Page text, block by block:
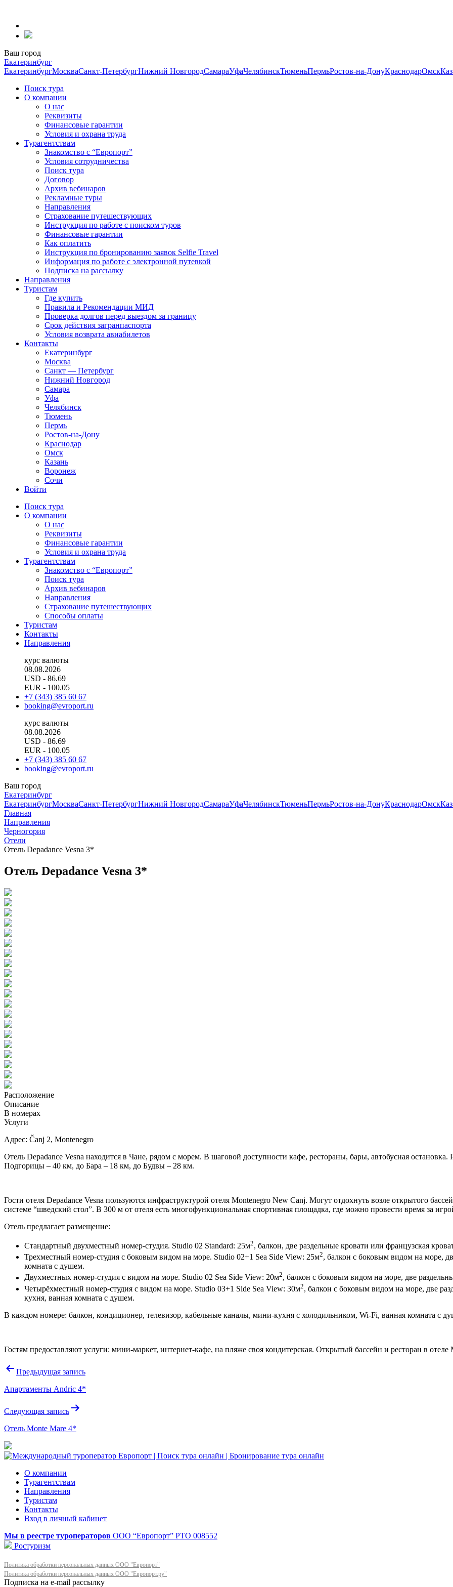
содержанию
Ваш город
Екатеринбург
ЕкатеринбургМоскваСанкт-ПетербургНижний НовгородСамараУфаЧелябинскТюменьПермьРостов-на-ДонуКраснодарОмск
Поиск тура
О компании
О нас
Реквизиты
Финансовые гарантии
Условия и охрана труда
Турагентствам
Знакомство с “Европорт”
Условия сотрудничества
Поиск тура
Договор
Архив вебинаров
Рекламные туры
Направления
Страхование путешествующих
Инструкция по работе с поиском туров
Финансовые гарантии
Как оплатить
Инструкция по бронированию заявок Selfie Travel
Информация по работе с электронной путевкой
Подписка на рассылку
Направления
Туристам
Где купить
Правила и Рекомендации МИД
Проверка долгов перед выездом за границу
Срок действия загранпаспорта
Условия возврата авиабилетов
Контакты
Екатеринбург
Москва
Санкт — Петербург
Нижний Новгород
Самара
Уфа
Челябинск
Тюмень
Пермь
Ростов-на-Дону
Краснодар
Омск
Казань
Воронеж
Сочи
Войти
Поиск тура
О компании
О нас
Реквизиты
Финансовые гарантии
Условия и охрана труда
Турагентствам
Знакомство с “Европорт”
Поиск тура
Архив вебинаров
Направления
Страхование путешествующих
Способы оплаты
Туристам
Контакты
Направления
курс валюты
08.08.2026
USD - 86.69
EUR - 100.05
+7 (343) 385 60 67
booking@evroport.ru
курс валюты
08.08.2026
USD - 86.69
EUR - 100.05
+7 (343) 385 60 67
booking@evroport.ru
Ваш город
Екатеринбург
ЕкатеринбургМоскваСанкт-ПетербургНижний НовгородСамараУфаЧелябинскТюменьПермьРостов-на-ДонуКраснодарОмск
Главная
Направления
Черногория
Отели
Отель Depadance Vesna 3*
Отель Depadance Vesna 3*
Расположение
Описание
В номерах
Услуги
Адрес: Čanj 2, Montenegro
Отель Depadance Vesna находится в Чане, рядом с морем. В шаговой доступности кафе, рестораны, бары, автобусная остановка.
Подгорицы – 40 км, до Бара – 18 км, до Будвы – 28 км.
Гости отеля Depadance Vesna пользуются инфраструктурой отеля Montenegro New Canj. Могут отдохнуть возле открытого
системе “шведский стол”. В 300 м от отеля есть многофункциональная спортивная площадка, где можно провести время за
Отель предлагает размещение:
Стандартный двухместный номер-студия. Studio 02 Standard: 25м2, балкон, две раздельные кровати или французская
Трехместный номер-студия с боковым видом на море. Studio 02+1 Sea Side View: 25м2, балкон с боковым видом на море,
комната с душем.
Двухместных номер-студия с видом на море. Studio 02 Sea Side View: 20м2, балкон с боковым видом на море, две
Четырёхместный номер-студия с видом на море. Studio 03+1 Side Sea View: 30м2, балкон с боковым видом на море, две
кухня, ванная комната с душем.
В каждом номере: балкон, кондиционер, телевизор, кабельные каналы, мини-кухня с холодильником, Wi-Fi, ванная комната с
Гостям предоставляют услуги: мини-маркет, интернет-кафе, на пляже своя кондитерская. Открытый бассейн и ресторан в отеле
Навигация
записям
Предыдущая запись
Апартаменты Andric 4*
Следующая запись
Отель Monte Mare 4*
О компании
Турагентствам
Направления
Туристам
Контакты
Вход в личный кабинет
Мы в реестре туроператоров ООО “Европорт” РТО 008552
Ростуризм
Политика обработки персональных данных ООО "Европорт"
Политика обработки персональных данных ООО "Европорт.ру"